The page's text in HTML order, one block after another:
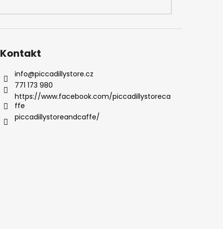
Kontakt
info@piccadillystore.cz
771 173 980
https://www.facebook.com/piccadillystoreca
ffe
piccadillystoreandcaffe/